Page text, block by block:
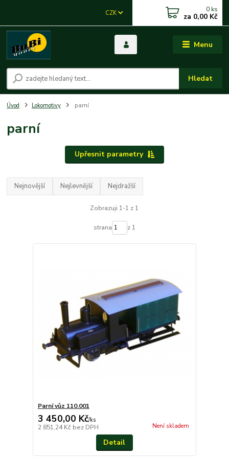
Menu
CZK
Hledat
0 ks
za 0,00 Kč
Úvod Lokomotivy parní
parní
Upřesnit parametry
Nejnovější Nejlevnější Nejdražší
Zobrazuji 1-1 z 1
strana z 1
Parní vůz 110.001
3 450,00 Kč/ks
2 851,24 Kč bez DPH Není skladem
Detail